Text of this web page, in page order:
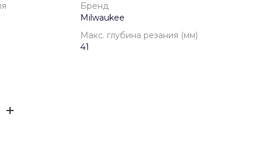
Бренд
Milwaukee
Макс. глубина резания (мм)
41